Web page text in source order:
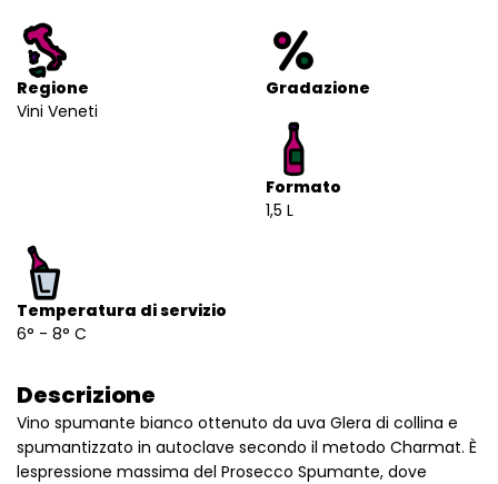
Regione
Vini Veneti
Gradazione
Formato
1,5 L
Temperatura di servizio
6° - 8° C
Descrizione
Vino spumante bianco ottenuto da uva Glera di collina e
spumantizzato in autoclave secondo il metodo Charmat. È
lespressione massima del Prosecco Spumante, dove